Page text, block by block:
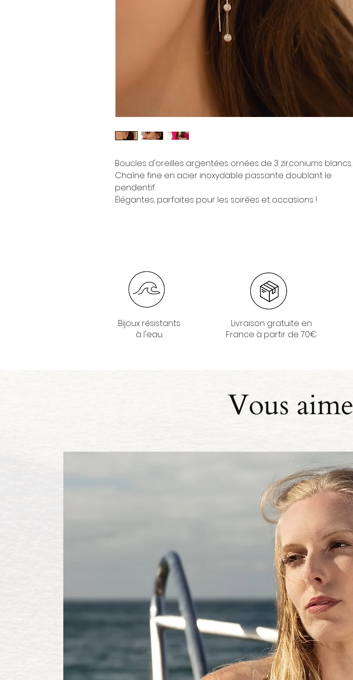
Boucles d'oreilles argentées ornées de 3 zirconiums blancs.
Chaîne fine en acier inoxydable passante doublant le
pendentif.
Élégantes, parfaites pour les soirées et occasions !
Bijoux résistants
à l'eau
Livraison gratuite en
France à partir de 70€
Vous